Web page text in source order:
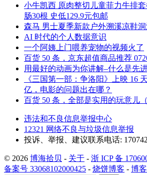
小牛凯西 原肉整切儿童菲力牛排
肠30根 史低129.9元包邮
森马 男士夏季新款户外溯溪凉鞋
AI 时代的个人数据意识
一个阿姨上门喂养宠物的视频火了
百货 50 条，京东超值商品推荐
用最好的动画为你讲解–什么是先
《三国第一部：争洛阳》上映 16
亿，电影的问题出在哪？
百货 50 条，全部是实用的玩意儿（
违法和不良信息举报中心
12321 网络不良与垃圾信息举报
投诉、举报、建议联系电话:
© 2026 博海拾贝 - 关于 - 浙 ICP 备
备案号 33068102000425 - 烧饼博客 - 博